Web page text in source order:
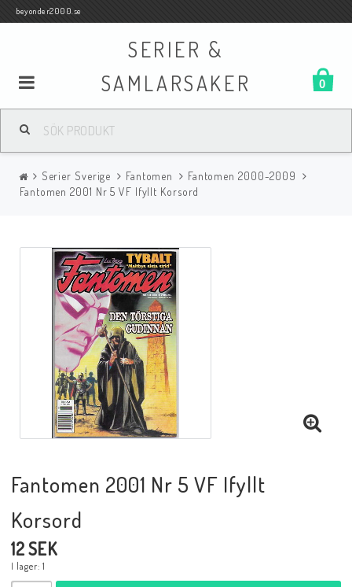
beyonder2000.se
SERIER &
SAMLARSAKER
0
Samlar- och Spelkort
Serier
Böcker
Mynt och Sedlar
Samlartillbehör
Serier Sverige
Serier Sverige Fantomen
Fantomen 2000-2009
Fantomen 2001 Nr 5 VF Ifyllt Korsord
Fantomen 2001 Nr 5 VF Ifyllt
Korsord
12 SEK
I lager: 1